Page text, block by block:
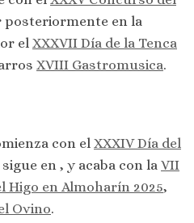
posteriormente en la
el XXXVII Día de la Tenca
XVIII Gastromusica.
con el XXXIV Día del
sigue en , y acaba con la VII
Higo en Almoharín 2025,
Ovino.